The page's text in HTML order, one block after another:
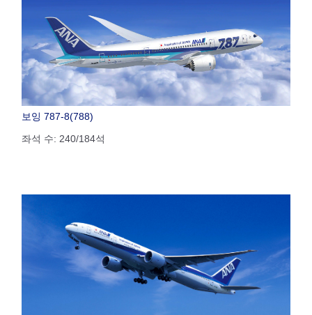
보잉 787-8(788)
좌석 수: 240/184석